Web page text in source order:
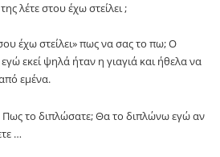
λέτε στου έχω στείλει ;
έχω στείλει» πως να σας το πω; Ο
εκεί ψηλά ήταν η γιαγιά και ήθελα να
εμένα.
Πως το διπλώσατε; Θα το διπλώνω εγώ αν
…